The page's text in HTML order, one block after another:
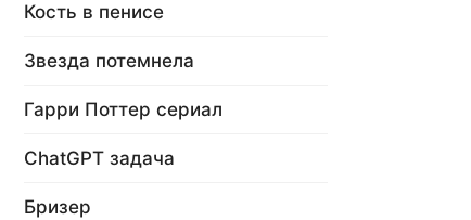
Кость в пенисе
Звезда потемнела
Гарри Поттер сериал
ChatGPT задача
Бризер